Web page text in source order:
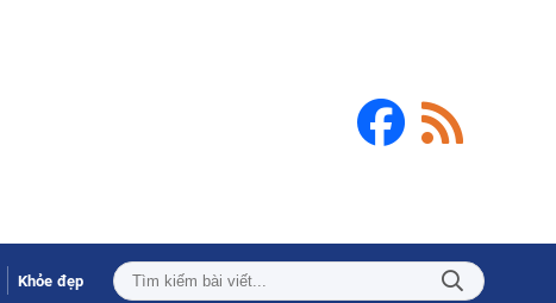
Khỏe đẹp